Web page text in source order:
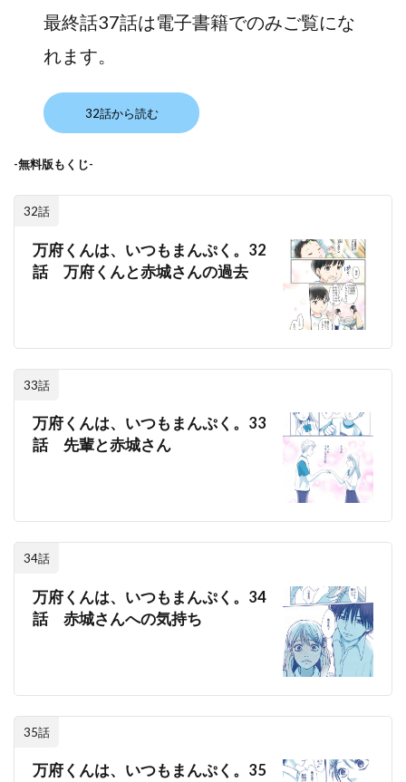
最終話37話は電子書籍でのみご覧にな
れます。
32話から読む
-無料版もくじ-
32話
万府くんは、いつもまんぷく。32
話 万府くんと赤城さんの過去
33話
万府くんは、いつもまんぷく。33
話 先輩と赤城さん
34話
万府くんは、いつもまんぷく。34
話 赤城さんへの気持ち
35話
万府くんは、いつもまんぷく。35